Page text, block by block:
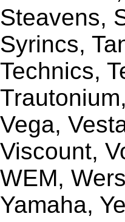
Steavens,
Syrincs,
Technics,
Vega,
Viscount,
WEM,
Yamaha,